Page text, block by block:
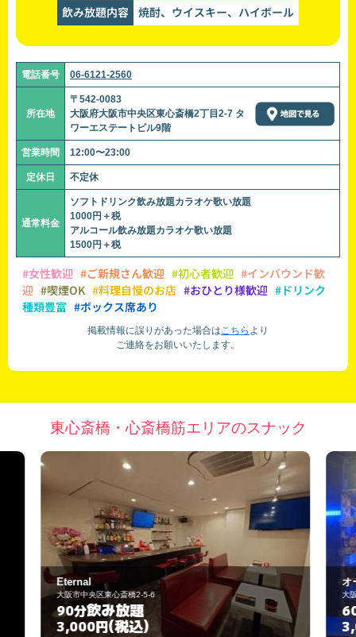
飲み放題内容 焼酎、ウイスキー、ハイボール
電話番号 06-6121-2560
所在地
〒542-0083
大阪府大阪市中央区東心斎橋2丁目2-7 タ
ワーエステートビル9階
営業時間 12:00〜23:00
定休日 不定休
通常料金
ソフトドリンク飲み放題カラオケ歌い放題
1000円＋税
アルコール飲み放題カラオケ歌い放題
1500円＋税
#女性歓迎 #ご新規さん歓迎 #初心者歓迎 #インバウンド歓
迎 #喫煙OK #料理自慢のお店 #おひとり様歓迎 #ドリンク
種類豊富 #ボックス席あり
掲載情報に誤りがあった場合はこちら より
ご連絡をお願いいたします。
東心斎橋・心斎橋筋エリアのスナック
オールウェイズ
大阪市中央区宗右衛門町1-1
60分飲み放題
3,000円(税込)